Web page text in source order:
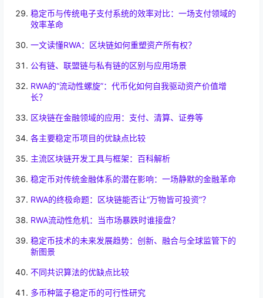
稳定币与传统电子支付系统的效率对比：一场支付领域的
效率革命
一文读懂RWA：区块链如何重塑资产所有权？
公有链、联盟链与私有链的区别与应用场景
RWA的“流动性螺旋”：代币化如何自我驱动资产价值增
长？
区块链在金融领域的应用：支付、清算、证券等
各主要稳定币项目的优缺点比较
主流区块链开发工具与框架：百科解析
稳定币对传统金融体系的潜在影响：一场静默的金融革命
RWA的终极命题：区块链能否让“万物皆可投资”？
RWA流动性危机：当市场暴跌时谁接盘？
稳定币技术的未来发展趋势：创新、融合与全球监管下的
新图景
不同共识算法的优缺点比较
多币种篮子稳定币的可行性研究